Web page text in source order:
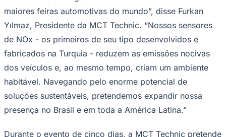
automotivas ecologicamente corretas em uma das
maiores feiras automotivas do mundo”, disse Furkan
Yılmaz, Presidente da MCT Technic. “Nossos sensores
de NOx - os primeiros de seu tipo desenvolvidos e
fabricados na Turquia - reduzem as emissões nocivas
dos veículos e, ao mesmo tempo, criam um ambiente
habitável. Navegando pelo enorme potencial de
soluções sustentáveis, pretendemos expandir nossa